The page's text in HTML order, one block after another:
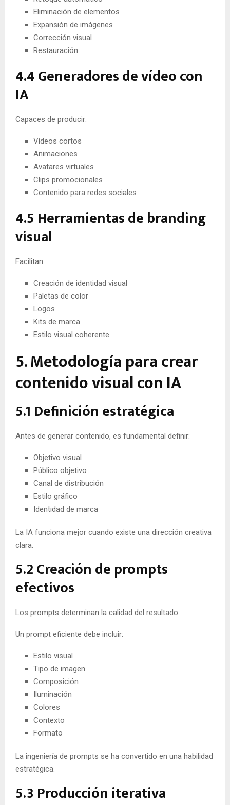
Eliminación de elementos
Expansión de imágenes
Corrección visual
Restauración
4.4 Generadores de vídeo con
IA
Capaces de producir:
Vídeos cortos
Animaciones
Avatares virtuales
Clips promocionales
Contenido para redes sociales
4.5 Herramientas de branding
visual
Facilitan:
Creación de identidad visual
Paletas de color
Logos
Kits de marca
Estilo visual coherente
5. Metodología para crear
contenido visual con IA
5.1 Definición estratégica
Antes de generar contenido, es fundamental definir:
Objetivo visual
Público objetivo
Canal de distribución
Estilo gráfico
Identidad de marca
La IA funciona mejor cuando existe una dirección creativa
clara.
5.2 Creación de prompts
efectivos
Los prompts determinan la calidad del resultado.
Un prompt eficiente debe incluir:
Estilo visual
Tipo de imagen
Composición
Iluminación
Colores
Contexto
Formato
La ingeniería de prompts se ha convertido en una habilidad
estratégica.
5.3 Producción iterativa